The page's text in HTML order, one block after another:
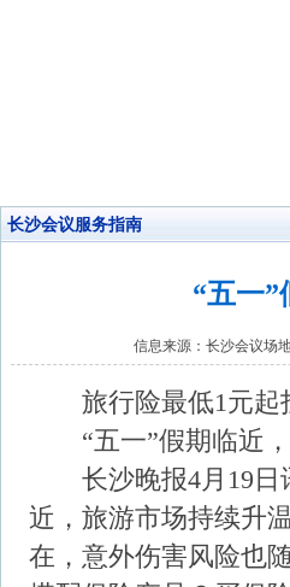
长沙会议服务指南
“五一
信息来源：长沙会议场
旅行险最低1元起
“五一”假期临近，
长沙晚报4月19日
近，旅游市场持续升
在，意外伤害风险也